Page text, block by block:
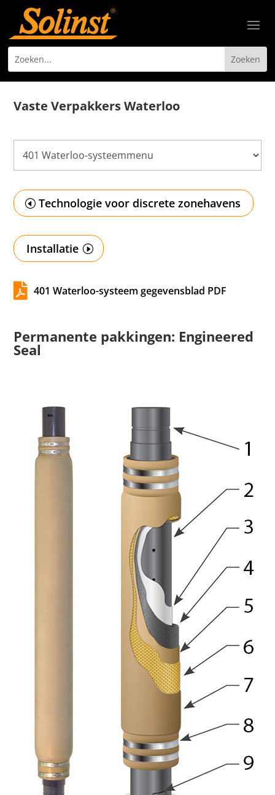
Vaste Verpakkers Waterloo
Technologie voor discrete zonehavens
Installatie
 401 Waterloo-systeem gegevensblad PDF
Permanente pakkingen: Engineered
Seal